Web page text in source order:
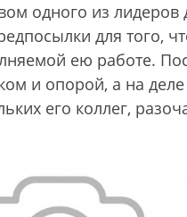
одного из
для того,
ею работе.
и опорой, а на
его коллег,